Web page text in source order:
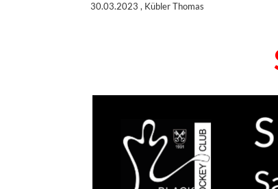
30.03.2023 , Kübler Thomas